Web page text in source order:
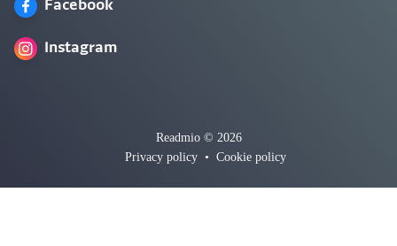
Facebook
Instagram
Readmio © 2026
Privacy policy • Cookie policy